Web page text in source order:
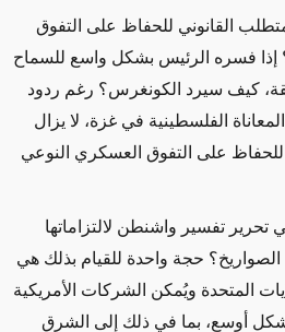
القانوني للحفاظ على التفوق
إذا فسره الرئيس بشكل واسع للسماح
كيف سيرد الكونغرس؟ رغم ردود
الفلسطينية في غزة، لا يزال
على التفوق العسكري النوعي
تفسير واشنطن لالتزاماتها
حجة واحدة للقيام بذلك هي
المتحدة ويُمكن الشركات الأمريكية
أوسع، بما في ذلك إلى الشرق